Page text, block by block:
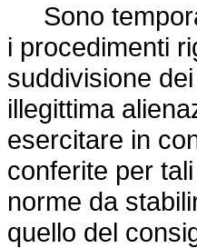
Sono
i procedimenti
suddivisione
illegittima
esercitare in
conferite per
norme da
quello del